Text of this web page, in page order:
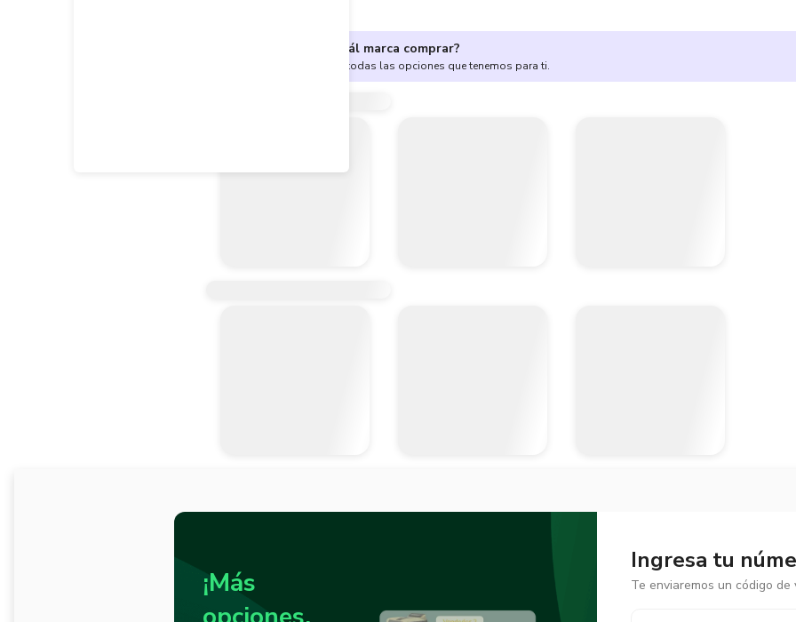
¿No sabes cuál marca comprar?
Encuentra aquí todas las opciones que tenemos para ti.
¡Más
Ingresa tu
Te enviaremos un código de